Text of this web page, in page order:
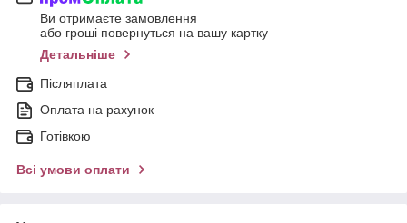
Ви отримаєте замовлення
або гроші повернуться на вашу картку
Детальніше
Післяплата
Оплата на рахунок
Готівкою
Всі умови оплати